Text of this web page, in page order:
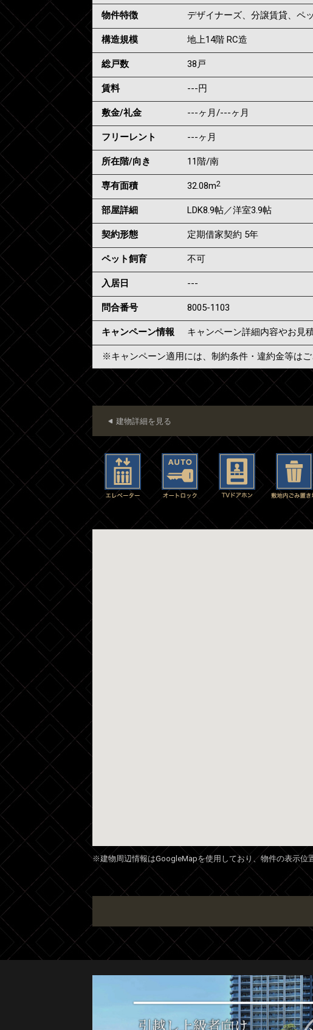
物件特徴 デザイナーズ、分譲賃貸、ペ
構造規模 地上14階 RC造
総戸数 38戸
賃料 ---円
敷金/礼金 ---ヶ月/---ヶ月
フリーレント ---ヶ月
所在階/向き 11階/南
専有面積 32.08m2
部屋詳細 LDK8.9帖／洋室3.9帖
契約形態 定期借家契約 5年
ペット飼育 不可
入居日 ---
問合番号 8005-1103
キャンペーン情報 キャンペーン詳細内容やお見
※キャンペーン適用には、制約条件・違約金等は
建物詳細を見る
※建物周辺情報はGoogleMapを使用しており、物件の表示位